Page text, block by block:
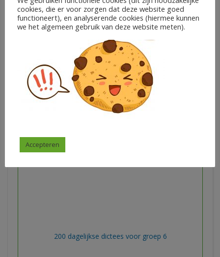
Woordzoekers
€1,50
Milou Koldeweij
In winkelwagen
200 dagelijkse dictees voor groep 6
cookies, die er voor zorgen dat deze website goed
functioneert), en analyserende cookies (hiermee kunnen
we het algemeen gebruik van deze website meten).
Accepteren